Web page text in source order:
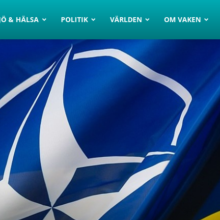
& HÄLSA POLITIK VÄRLDEN OM VAKEN